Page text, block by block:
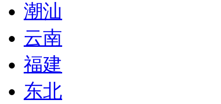
潮汕
云南
福建
东北